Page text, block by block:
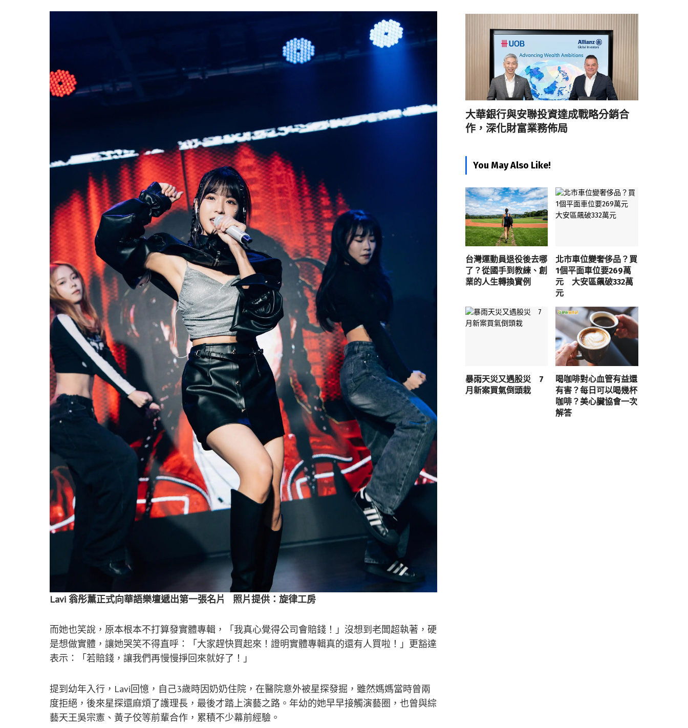
Lavi 翁彤薰正式向華語樂壇遞出第一張名片 照片提供：旋律工房
而她也笑說，原本根本不打算發實體專輯，「我真心覺得公司會賠錢！」沒想到老闆超執著，硬
是想做實體，讓她哭笑不得直呼：「大家趕快買起來！證明實體專輯真的還有人買啦！」更豁達
表示：「若賠錢，讓我們再慢慢掙回來就好了！」
提到幼年入行，Lavi回憶，自己3歲時因奶奶住院，在醫院意外被星探發掘，雖然媽媽當時曾兩
度拒絕，後來星探還麻煩了護理長，最後才踏上演藝之路。年幼的她早早接觸演藝圈，也曾與綜
藝天王吳宗憲、黃子佼等前輩合作，累積不少幕前經驗。
大華銀行與安聯投資達成戰略分銷合
作，深化財富業務佈局
You May Also Like!
台灣運動員退役後去哪
了？從國手到教練、創
業的人生轉換實例
北市車位變奢侈品？買
1個平面車位要269萬
元 大安區飆破332萬
元
暴雨天災又遇股災 7
月新案買氣倒頭栽
喝咖啡對心血管有益還
有害？每日可以喝幾杯
咖啡？美心臟協會一次
解答